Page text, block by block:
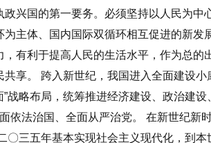
兴国的第一要务。必须坚持以人民为中
为主体、国内国际双循环相互促进的新发
有利于提高人民的生活水平，作为总的
享。 跨入新世纪，我国进入全面建设
战略布局，统筹推进经济建设、政治建
依法治国、全面从严治党。 在新世纪新
〇三五年基本实现社会主义现代化，到本